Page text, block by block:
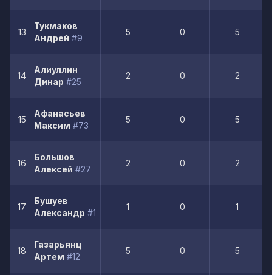
13
Тукмаков
Андрей #9
5 0 5
14
Алиуллин
Динар #25
2 0 2
15
Афанасьев
Максим #73
5 0 5
16
Большов
Алексей #27
2 0 2
17
Бушуев
Александр #19
1 0 1
18
Газарьянц
Артем #12
5 0 5